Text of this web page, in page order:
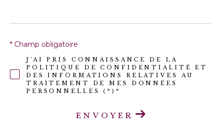
J'AI PRIS CONNAISSANCE DE LA
POLITIQUE DE CONFIDENTIALITÉ ET
DES INFORMATIONS RELATIVES AU
TRAITEMENT DE MES DONNÉES
PERSONNELLES (*)*
* Champ obligatoire
ENVOYER